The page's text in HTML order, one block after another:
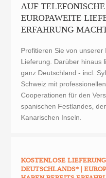
AUF
EUROPAWEITE
ERFAHRUNG
Profitieren Sie von
Lieferung. Darüber hinaus
ganz Deutschland - incl.
Schweiz mit
Cooperationen für den
spanischen Festlandes,
Kanarischen Inseln.
KOSTENLOSE
DEUTSCHLANDS* |